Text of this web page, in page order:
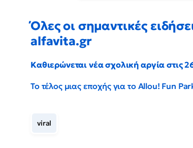
Όλες οι σημαντικές
alfavita.gr
Καθιερώνεται νέα σχολική αργία στις
Το τέλος μιας εποχής για το Allou! Fun
viral